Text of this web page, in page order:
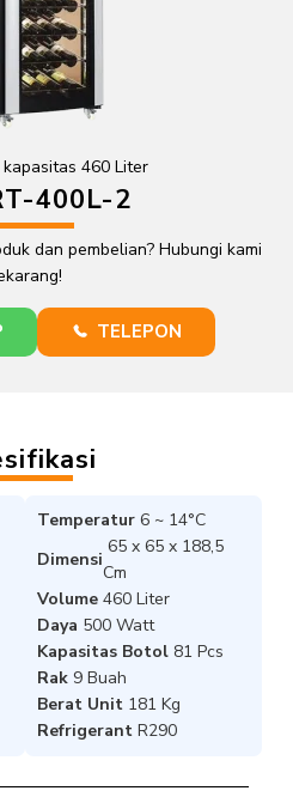
460 Liter
400L-2
dan pembelian? Hubungi kami
TELEPON
Temperatur 6 ~ 14°C
Dimensi
65 x 65 x 188,5
Cm
Volume 460 Liter
Daya 500 Watt
Kapasitas Botol 81 Pcs
Rak 9 Buah
Berat Unit 181 Kg
Refrigerant R290